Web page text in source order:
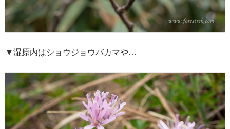
▼湿原内はショウジョウバカマや…